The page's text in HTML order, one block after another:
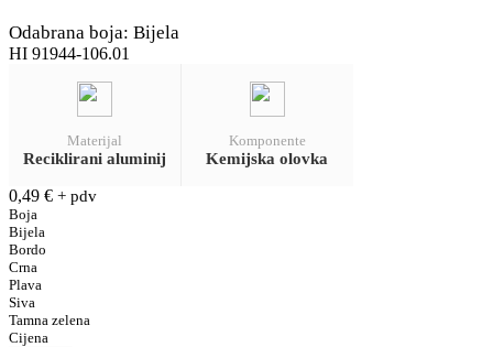
Odabrana boja: Bijela
HI 91944-106.01
Materijal
Reciklirani aluminij
Komponente
Kemijska olovka
0,49 € + pdv
Boja
Bijela
Bordo
Crna
Plava
Siva
Tamna zelena
Cijena